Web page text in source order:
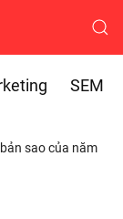
SEM
sao của năm